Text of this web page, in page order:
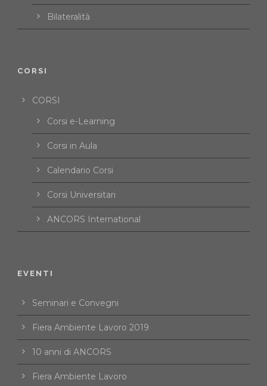
Bilateralità
CORSI
CORSI
Corsi e-Learning
Corsi in Aula
Calendario Corsi
Corsi Universitari
ANCORS International
EVENTI
Seminari e Convegni
Fiera Ambiente Lavoro 2019
10 anni di ANCORS
Fiera Ambiente Lavoro